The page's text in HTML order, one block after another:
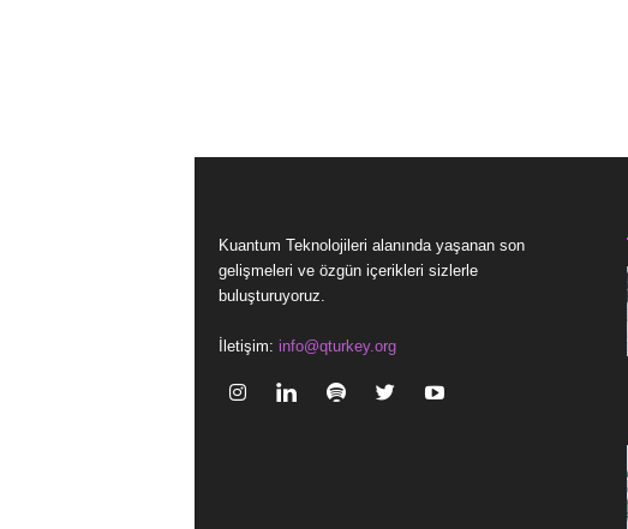
Kuantum Teknolojileri alanında yaşanan son
gelişmeleri ve özgün içerikleri sizlerle
buluşturuyoruz.
İletişim: info@qturkey.org